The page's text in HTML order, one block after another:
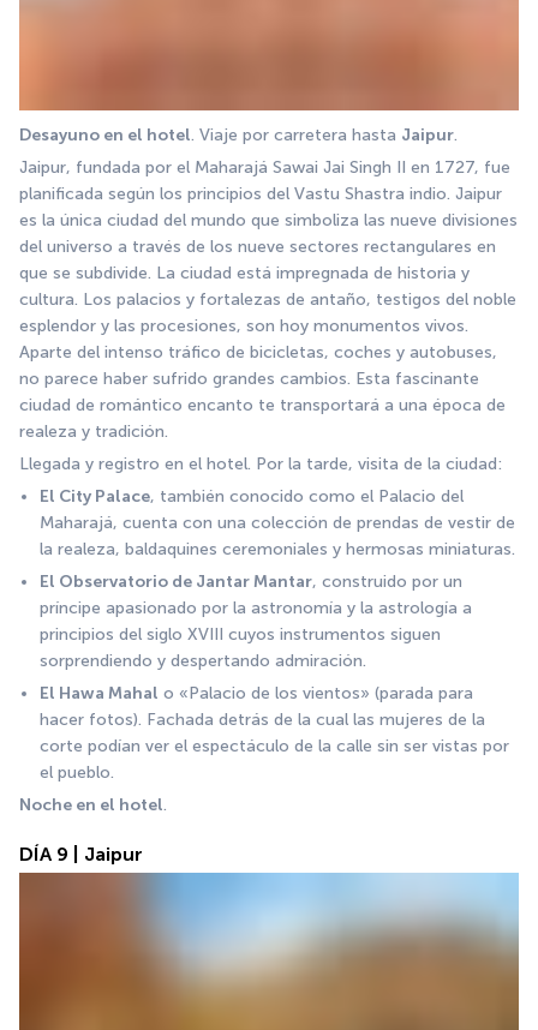
Desayuno en el hotel. Viaje por carretera hasta Jaipur.
Jaipur, fundada por el Maharajá Sawai Jai Singh II en 1727, fue
planificada según los principios del Vastu Shastra indio. Jaipur
es la única ciudad del mundo que simboliza las nueve divisiones
del universo a través de los nueve sectores rectangulares en
que se subdivide. La ciudad está impregnada de historia y
cultura. Los palacios y fortalezas de antaño, testigos del noble
esplendor y las procesiones, son hoy monumentos vivos.
Aparte del intenso tráfico de bicicletas, coches y autobuses,
no parece haber sufrido grandes cambios. Esta fascinante
ciudad de romántico encanto te transportará a una época de
realeza y tradición.
Llegada y registro en el hotel. Por la tarde, visita de la ciudad:
El City Palace, también conocido como el Palacio del
Maharajá, cuenta con una colección de prendas de vestir de
la realeza, baldaquines ceremoniales y hermosas miniaturas.
El Observatorio de Jantar Mantar, construido por un
príncipe apasionado por la astronomía y la astrología a
principios del siglo XVIII cuyos instrumentos siguen
sorprendiendo y despertando admiración.
El Hawa Mahal o «Palacio de los vientos» (parada para
hacer fotos). Fachada detrás de la cual las mujeres de la
corte podían ver el espectáculo de la calle sin ser vistas por
el pueblo.
Noche en el hotel.
DÍA 9 | Jaipur